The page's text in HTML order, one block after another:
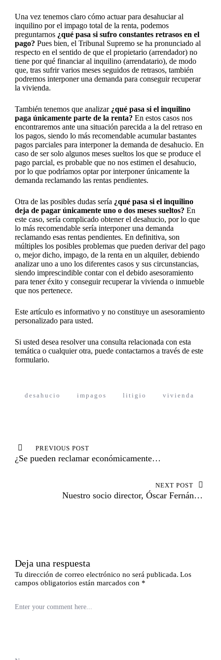
Una vez tenemos claro cómo actuar para desahuciar al
inquilino por el impago total de la renta, podemos
preguntarnos ¿qué pasa si sufro constantes retrasos en el
pago? Pues bien, el Tribunal Supremo se ha pronunciado al
respecto en el sentido de que el propietario (arrendador) no
tiene por qué financiar al inquilino (arrendatario), de modo
que, tras sufrir varios meses seguidos de retrasos, también
podremos interponer una demanda para conseguir recuperar
la vivienda.
También tenemos que analizar ¿qué pasa si el inquilino
paga únicamente parte de la renta? En estos casos nos
encontraremos ante una situación parecida a la del retraso en
los pagos, siendo lo más recomendable acumular bastantes
pagos parciales para interponer la demanda de desahucio. En
caso de ser solo algunos meses sueltos los que se produce el
pago parcial, es probable que no nos estimen el desahucio,
por lo que podríamos optar por interponer únicamente la
demanda reclamando las rentas pendientes.
Otra de las posibles dudas sería ¿qué pasa si el inquilino
deja de pagar únicamente uno o dos meses sueltos? En
este caso, sería complicado obtener el desahucio, por lo que
lo más recomendable sería interponer una demanda
reclamando esas rentas pendientes. En definitiva, son
múltiples los posibles problemas que pueden derivar del pago
o, mejor dicho, impago, de la renta en un alquiler, debiendo
analizar uno a uno los diferentes casos y sus circunstancias,
siendo imprescindible contar con el debido asesoramiento
para tener éxito y conseguir recuperar la vivienda o inmueble
que nos pertenece.
Este artículo es informativo y no constituye un asesoramiento
personalizado para usted.
Si usted desea resolver una consulta relacionada con esta
temática o cualquier otra, puede contactarnos a través de este
formulario.
desahucio impagos litigio vivienda
de
entradas
PREVIOUS POST
¿Se pueden reclamar económicamente
NEXT POST
Nuestro socio director, Óscar Fernández
Deja una respuesta
Tu dirección de correo electrónico no será publicada. Los
campos obligatorios están marcados con *